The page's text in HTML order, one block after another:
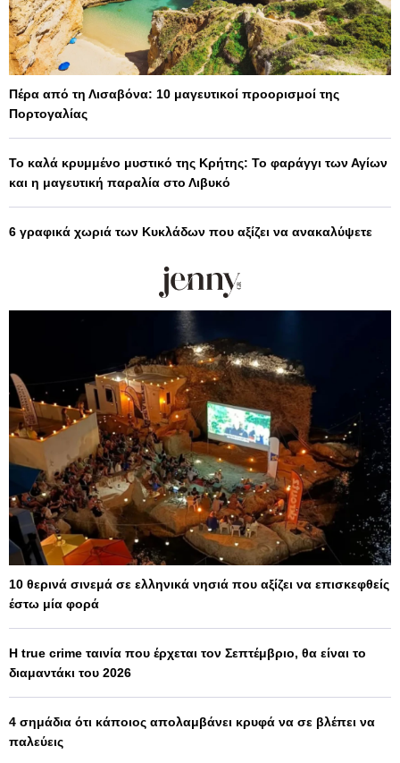
Πέρα από τη Λισαβόνα: 10 μαγευτικοί προορισμοί της
Πορτογαλίας
Το καλά κρυμμένο μυστικό της Κρήτης: Το φαράγγι των Αγίων
και η μαγευτική παραλία στο Λιβυκό
6 γραφικά χωριά των Κυκλάδων που αξίζει να ανακαλύψετε
10 θερινά σινεμά σε ελληνικά νησιά που αξίζει να επισκεφθείς
έστω μία φορά
Η true crime ταινία που έρχεται τον Σεπτέμβριο, θα είναι το
διαμαντάκι του 2026
4 σημάδια ότι κάποιος απολαμβάνει κρυφά να σε βλέπει να
παλεύεις